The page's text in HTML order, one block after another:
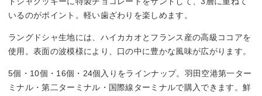
いるのがポイント。軽い歯ざわりを楽しめます。
ラングドシャ生地には、ハイカカオとフランス産の高級ココアを
使用。表面の波模様により、口の中に豊かな風味が広がります。
5個・10個・16個・24個入りをラインナップ。羽田空港第一ター
ミナル・第二ターミナル・国際線ターミナルで購入できます。鮮